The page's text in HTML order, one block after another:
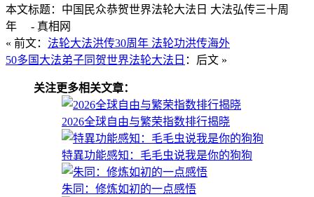
本文标题：中国民众恭贺世界法轮大法日 大法弘传三十周
年 - 真相网
« 前文： 法轮大法洪传30周年 法轮功洪传海外
50多国大法弟子同贺世界法轮大法日 ：后文 »
关注更多相关文章：
2026全球自由与繁荣指数排行揭晓
特異功能感知：毛毛虫说我是你的狗狗
朱同：修炼如初的一点感悟